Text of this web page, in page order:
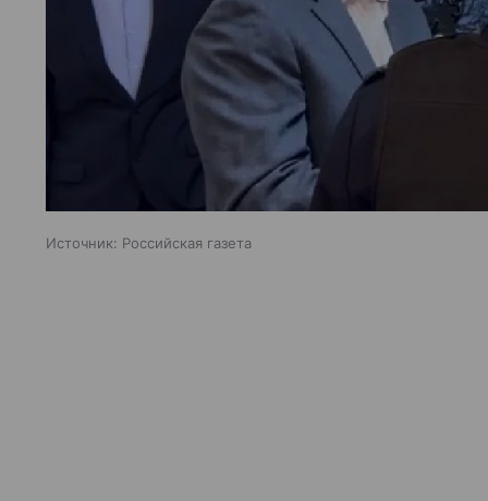
Источник: Российская газета